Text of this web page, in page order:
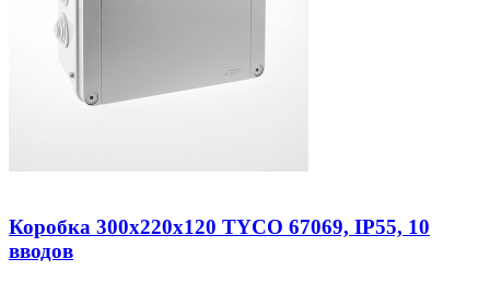
Коробка 300х220х120 TYCO 67069, IP55, 10
вводов